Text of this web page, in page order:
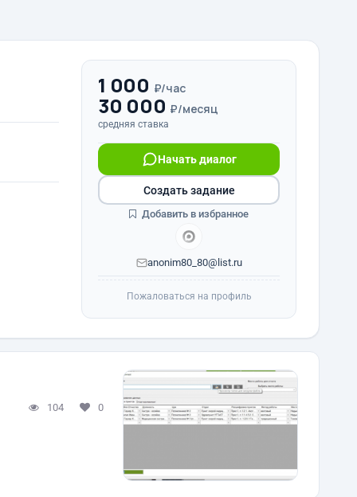
1 000 ₽/час
30 000 ₽/месяц
средняя ставка
Начать диалог
anonim80_80@list.ru
Создать задание
Добавить в избранное
Пожаловаться на профиль
104 0